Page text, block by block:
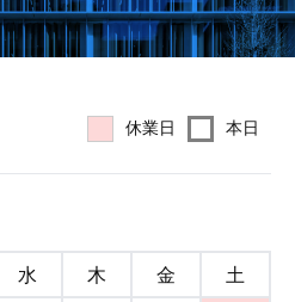
休業日 本日
水 木 金
土